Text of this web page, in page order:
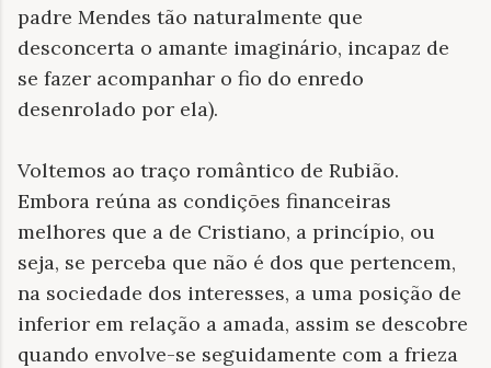
padre Mendes tão naturalmente que
desconcerta o amante imaginário, incapaz de
se fazer acompanhar o fio do enredo
desenrolado por ela).
Voltemos ao traço romântico de Rubião.
Embora reúna as condições financeiras
melhores que a de Cristiano, a princípio, ou
seja, se perceba que não é dos que pertencem,
na sociedade dos interesses, a uma posição de
inferior em relação a amada, assim se descobre
quando envolve-se seguidamente com a frieza